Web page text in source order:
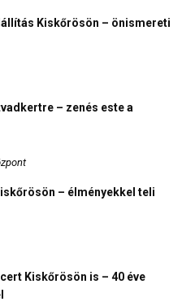
Kiskőrösön – önismereti
– zenés este a
– élményekkel teli
Kiskőrösön is – 40 éve